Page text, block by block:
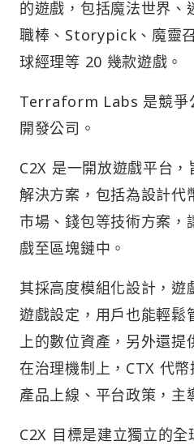
的遊戲，包括魔法世界
職棒、Storypick、魔靈
球經理等 20 幾款遊戲。
Terraform Labs 是競爭
開發公司。
C2X 是一開放遊戲平台
解決方案，包括為設計代
市場、錢包等技術方案，
戲至區塊鏈中。
其採高度模組化設計，遊
遊戲設定，用戶也能輕鬆
上的數位資產，另外還提
在治理機制上，CTX 代
產品上線、平台政策，主
C2X 目標是建立獨立的